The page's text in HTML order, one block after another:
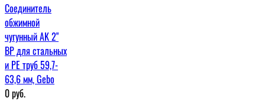
Соединитель
обжимной
чугунный AK 2"
ВР для стальных
и PE труб 59,7-
63,6 мм, Gebo
0руб.